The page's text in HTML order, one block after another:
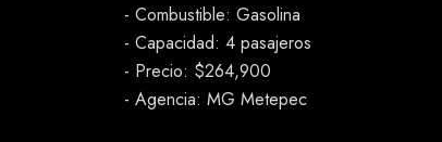
- Combustible: Gasolina
- Capacidad: 4 pasajeros
- Precio: $264,900
- Agencia: MG Metepec